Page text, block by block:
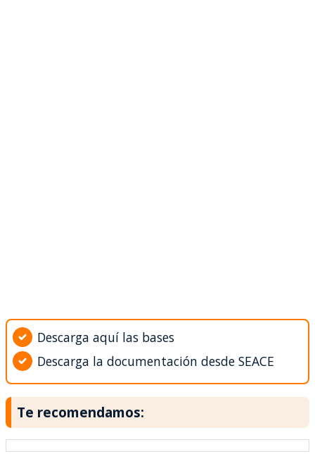
Descarga aquí las bases
Descarga la documentación desde SEACE
Te recomendamos: